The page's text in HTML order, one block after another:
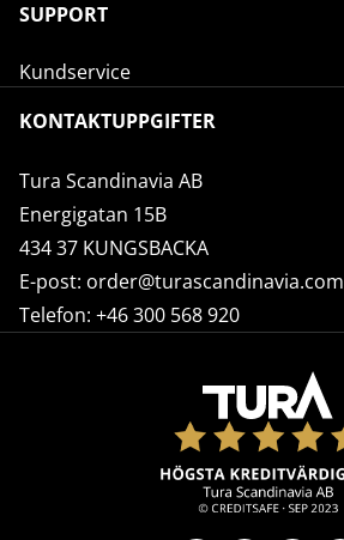
SUPPORT
Kundservice
KONTAKTUPPGIFTER
Tura Scandinavia AB
Energigatan 15B
434 37 KUNGSBACKA
E-post: order@turascandinavia.com
Telefon: +46 300 568 920